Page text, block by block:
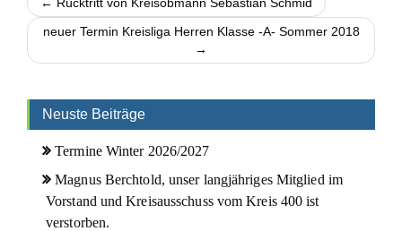
neuer Termin Kreisliga Herren Klasse -A- Sommer 2018
→
Neuste Beiträge
Termine Winter 2026/2027
Magnus Berchtold, unser langjähriges Mitglied im
Vorstand und Kreisausschuss vom Kreis 400 ist
verstorben.